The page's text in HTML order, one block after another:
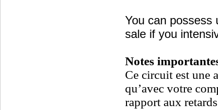
You can
sale if you
Notes
Ce circuit est une
qu’avec votre
rapport aux